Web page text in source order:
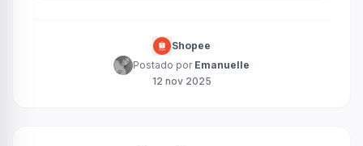
Shopee
Postado por Emanuelle
12 nov 2025